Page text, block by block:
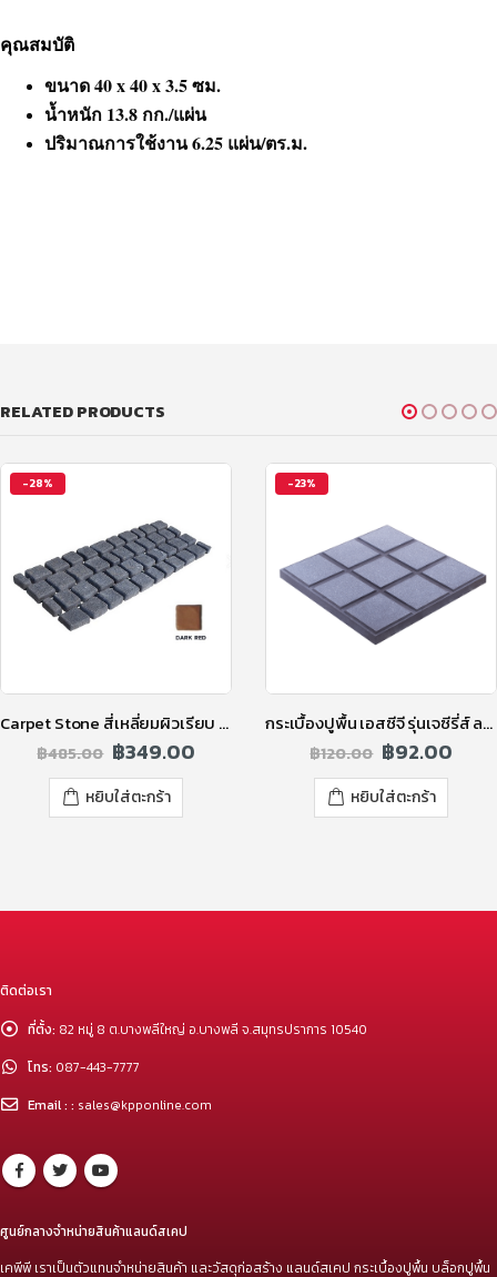
คุณสมบัติ
ขนาด 40 x 40 x 3.5 ซม.
น้ำหนัก 13.8 กก./แผ่น
ปริมาณการใช้งาน 6.25 แผ่น/ตร.ม.
RELATED PRODUCTS
-28%
Carpet Stone สี่เหลี่ยมผิวเรียบ 2 ซ.ม. สีดาร์คเรด
฿485.00 ฿349.00
หยิบใส่ตะกร้า
-23%
กระเบื้องปูพื้น เอสซีจี รุ่นเจซีรี่ส์ ลาย Tokyo-L (โตเกียว) สีดำ
฿120.00 ฿92.00
หยิบใส่ตะกร้า
ติดต่อเรา
ที่ตั้ง: 82 หมู่ 8 ต.บางพลีใหญ่ อ.บางพลี จ.สมุทรปราการ 10540
โทร: 087-443-7777
Email : : sales@kpponline.com
ศูนย์กลางจำหน่ายสินค้าแลนด์สเคป
เคพีพี เราเป็นตัวแทนจำหน่ายสินค้า และวัสดุก่อสร้าง แลนด์สเคป กระเบื้องปูพื้น บล็อกปูพื้น